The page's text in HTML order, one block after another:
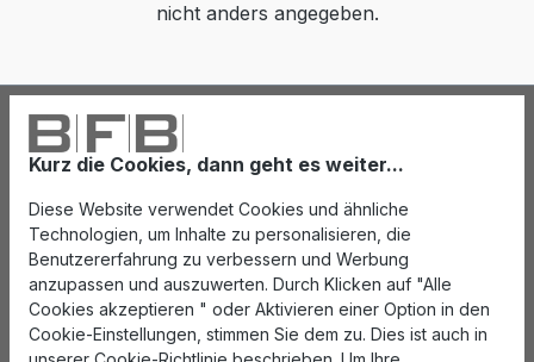
Kurz die Cookies, dann geht es weiter...
Diese Website verwendet Cookies und ähnliche
Technologien, um Inhalte zu personalisieren, die
Benutzererfahrung zu verbessern und Werbung
anzupassen und auszuwerten. Durch Klicken auf "Alle
Cookies akzeptieren " oder Aktivieren einer Option in den
Cookie-Einstellungen, stimmen Sie dem zu. Dies ist auch in
nicht anders angegeben.